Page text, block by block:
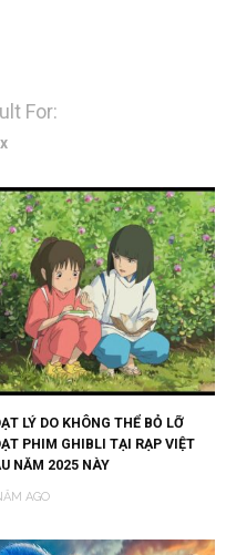
For:
LÝ DO KHÔNG THỂ BỎ LỠ
PHIM GHIBLI TẠI RẠP VIỆT
NĂM 2025 NÀY
AGO